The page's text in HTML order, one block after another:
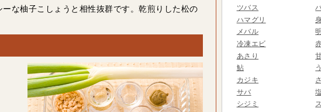
な柚子こしょうと相性抜群です。乾煎りした松の
ツバス
ハマグリ
メバル
冷凍エビ
あさり
鮎
カジキ
サバ
シジミ